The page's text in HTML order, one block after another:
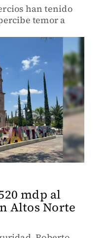
han tenido
temor a
mdp al
Altos Norte